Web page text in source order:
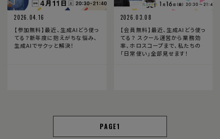
る
2026.04.16
【参加無料】最近、生成AIどう使っ
てる？新年度に抱えがちな悩み、
生成AIでサクッと解決！
2026.03.08
【会員無料】最近、生成AIどう使っ
てる？ スクール運営から業務効
率、ホロスコープまで、私たちの
「日常使い」全部見せます！
1